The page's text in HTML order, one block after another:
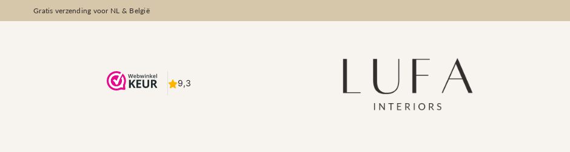
Gratis verzending voor NL & België